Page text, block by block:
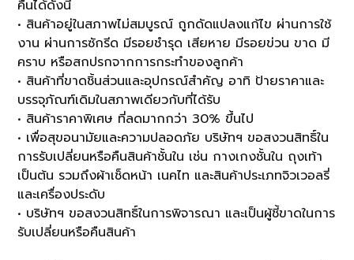
คืนได้ดังนี้
• สินค้าอยู่ในสภาพไม่สมบูรณ์ ถูกดัดแปลงแก้ไข ผ่านการใช้
งาน ผ่านการซักรีด มีรอยชำรุด เสียหาย มีรอยข่วน ขาด มี
คราบ หรือสกปรกจากการกระทำของลูกค้า
• สินค้าที่ขาดชิ้นส่วนและอุปกรณ์สำคัญ อาทิ ป้ายราคาและ
บรรจุภัณฑ์เดิมในสภาพเดียวกับที่ได้รับ
• สินค้าราคาพิเศษ ที่ลดมากกว่า 30% ขึ้นไป
• เพื่อสุขอนามัยและความปลอดภัย บริษัทฯ ขอสงวนสิทธิ์ใน
การรับเปลี่ยนหรือคืนสินค้าชั้นใน เช่น กางเกงชั้นใน ถุงเท้า
เป็นต้น รวมถึงผ้าเช็ดหน้า เนคไท และสินค้าประเภทจิวเวอลรี่
และเครื่องประดับ
• บริษัทฯ ขอสงวนสิทธิ์ในการพิจารณา และเป็นผู้ชี้ขาดในการ
รับเปลี่ยนหรือคืนสินค้า